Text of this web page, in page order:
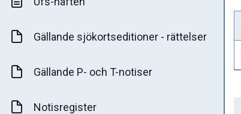
Gällande sjökortseditioner - rättelser
Gällande P- och T-notiser
Notisregister